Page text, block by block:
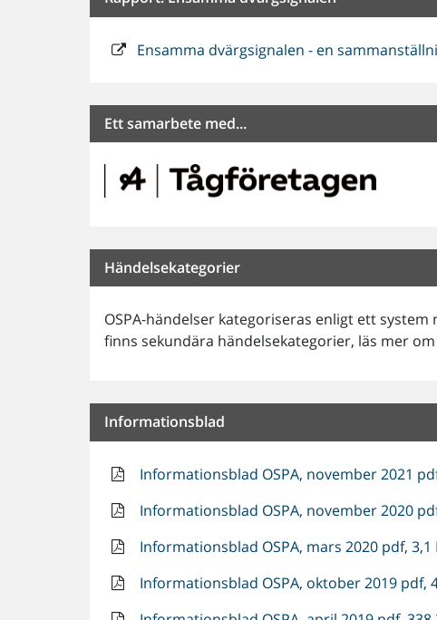
Ensamma dvärgsignalen - en
Ett samarbete med...
Händelsekategorier
OSPA-händelser kategoriseras enligt ett
finns sekundära händelsekategorier, läs mer
Informationsblad
Informationsblad OSPA, november 2021
Informationsblad OSPA, november 2020
Informationsblad OSPA, mars 2020 pdf, 3,1
Informationsblad OSPA, oktober 2019 pdf,